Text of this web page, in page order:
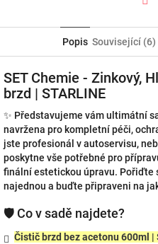
Popis Související (6)
SET Chemie - Zinkový,
brzd | STARLINE
✨ Představujeme vám ultimátní
navržena pro kompletní péči,
jste profesionál v autoservisu,
poskytne vše potřebné pro
finální estetickou úpravu. Pořiďte
najednou a buďte připraveni na
🛡️ Co v sadě najdete?
Čistič brzd bez acetonu 600ml |